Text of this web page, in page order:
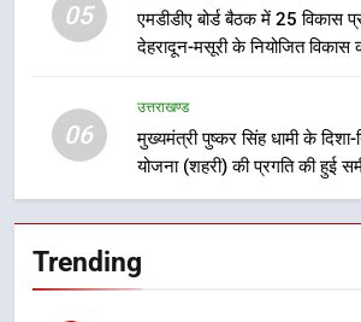
05
एमडीडीए बोर्ड बैठक में 25 विकास
देहरादून-मसूरी के नियोजित विकास
06
उत्तराखण्ड
मुख्यमंत्री पुष्कर सिंह धामी के दिशा-
योजना (शहरी) की प्रगति की हुई
Trending
1
मुख्यमंत्री धामी बोले-
भर्ती
12 किमी ग्रीनफील्ड
का डीएम ने किया